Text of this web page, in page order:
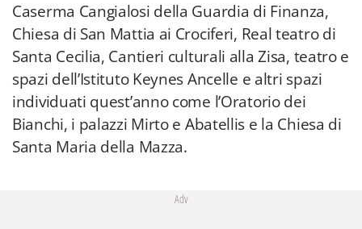
Caserma Cangialosi della Guardia di Finanza,
Chiesa di San Mattia ai Crociferi, Real teatro di
Santa Cecilia, Cantieri culturali alla Zisa, teatro e
spazi dell’Istituto Keynes Ancelle e altri spazi
individuati quest’anno come l’Oratorio dei
Bianchi, i palazzi Mirto e Abatellis e la Chiesa di
Santa Maria della Mazza.
Adv